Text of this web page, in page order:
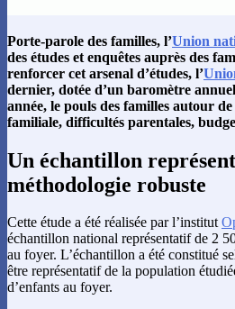
Porte-parole des familles, l’Union
des études et enquêtes auprès des
renforcer cet arsenal d’études, l’
dernier, dotée d’un baromètre
année, le pouls des familles autour
familiale, difficultés parentales,
Un échantillon
méthodologie robuste
Cette étude a été réalisée par l’institut
échantillon national représentatif de 2
au foyer. L’échantillon a été constitué
être représentatif de la population
d’enfants au foyer.